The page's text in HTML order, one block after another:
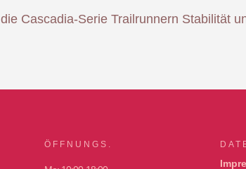
die Cascadia-Serie Trailrunnern Stabilität
ÖFFNUNGS.